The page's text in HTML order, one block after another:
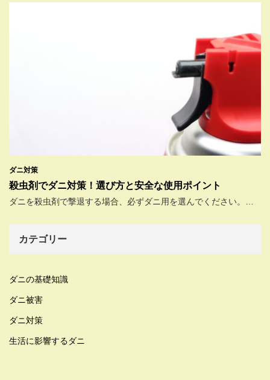
ダニ対策
殺虫剤でダニ対策！選び方と安全な使用ポイント
ダニを殺虫剤で撃退する場合、必ずダニ用を選んでください。…
カテゴリー
ダニの基礎知識
ダニ被害
ダニ対策
生活に影響するダニ